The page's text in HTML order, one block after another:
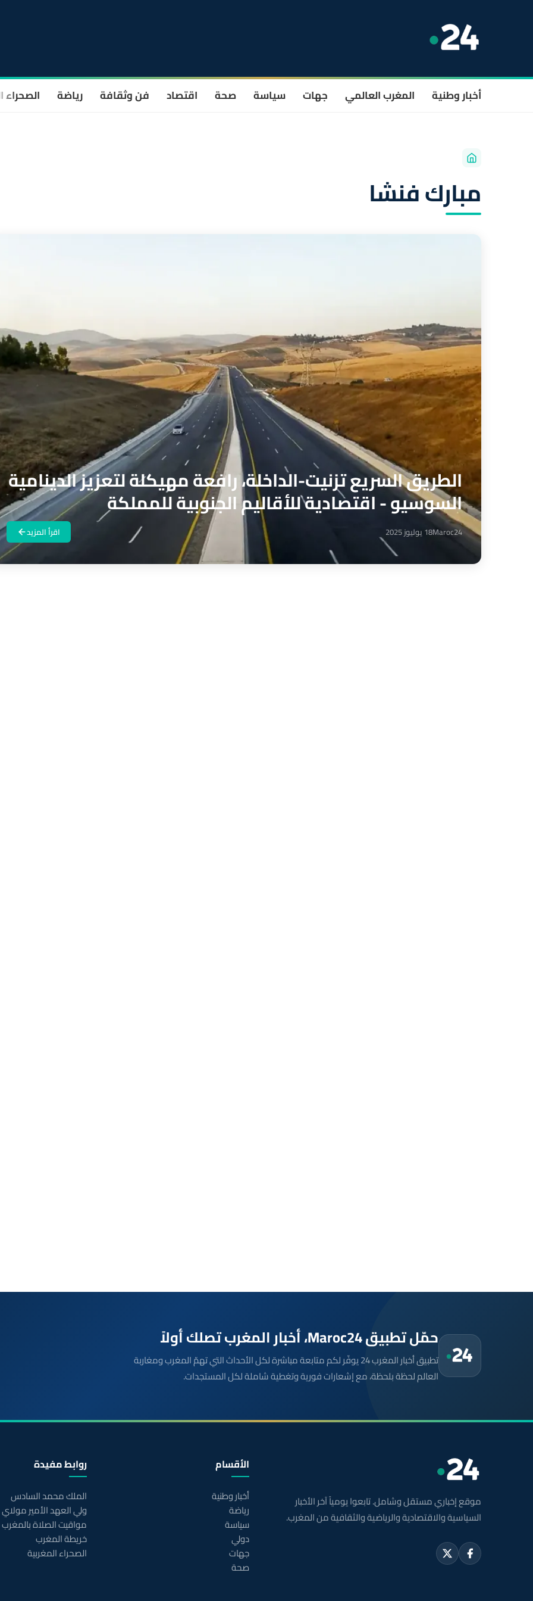
أخبار وطنية المغرب العالمي جهات سياسة صحة اقتصاد فن وثقافة رياضة الصحراء
مبارك فنشا
الطريق السريع تزنيت-الداخلة، رافعة مهيكلة لتعزيز الدينامية
السوسيو - اقتصادية للأقاليم الجنوبية للمملكة
Maroc2418 يوليوز 2025 اقرأ المزيد
حمّل تطبيق Maroc24، أخبار المغرب تصلك أولاً
تطبيق أخبار المغرب 24 يوفّر لكم متابعة مباشرة لكل الأحداث التي تهمّ المغرب ومغاربة
العالم لحظة بلحظة، مع إشعارات فورية وتغطية شاملة لكل المستجدات.
موقع إخباري مستقل وشامل. تابعوا يومياً آخر الأخبار
السياسية والاقتصادية والرياضية والثقافية من المغرب.
الأقسام
أخبار وطنية
رياضة
سياسة
دولي
جهات
صحة
روابط مفيدة
الملك محمد السادس
ولي العهد الأمير
مواقيت الصلاة بالمغرب
خريطة المغرب
الصحراء المغربية